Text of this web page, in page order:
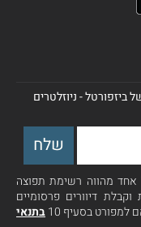
ביזפורטל - ניוזלטרים
מהווה רשימת תפוצה
דיוורים פרסומיים
בסעיף 10
בתנאי